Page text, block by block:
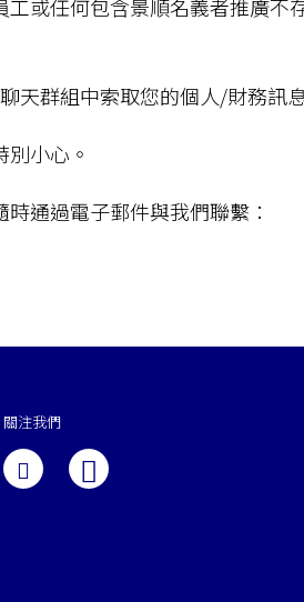
或任何包含景順名義者推廣不
天群組中索取您的個人/財務訊
小心。
通過電子郵件與我們聯繫：
關注我們